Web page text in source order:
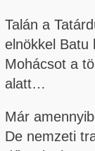
Talán a
elnökkel Batu
Mohácsot a
alatt…
Már
De nemzeti